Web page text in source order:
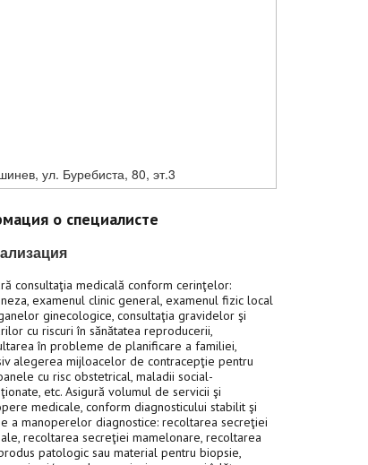
ул. Буребиста, 80, эт.3
о специалисте
consultaţia medicală conform cerinţelor:
examenul clinic general, examenul fizic local
ginecologice, consultaţia gravidelor şi
cu riscuri în sănătatea reproducerii,
în probleme de planificare a familiei,
alegerea mijloacelor de contracepţie pentru
cu risc obstetrical, maladii social-
etc. Asigură volumul de servicii şi
medicale, conform diagnosticului stabilit şi
a manoperelor diagnostice: recoltarea secreţiei
recoltarea secreţiei mamelonare, recoltarea
patologic sau material pentru biopsie,